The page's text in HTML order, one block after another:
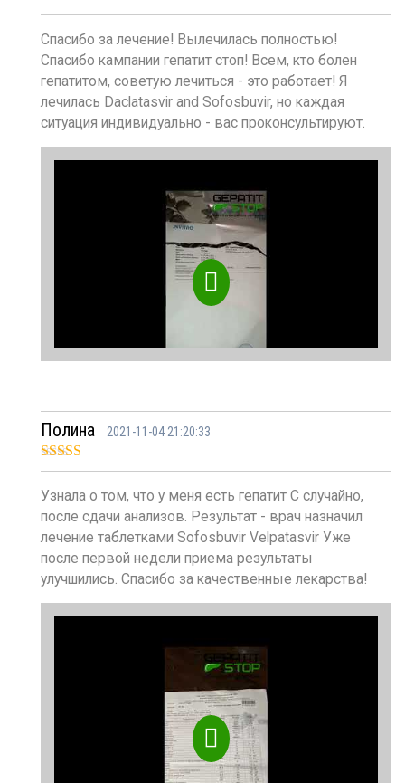
Оценка5из
Спасибо за лечение! Вылечилась полностью!
Спасибо кампании гепатит стоп! Всем, кто болен
гепатитом, советую лечиться - это работает! Я
лечилась Daclatasvir and Sofosbuvir, но каждая
ситуация индивидуально - вас проконсультируют.
Полина 2021-11-04 21:20:33
Оценка5из
Узнала о том, что у меня есть гепатит С случайно,
после сдачи анализов. Результат - врач назначил
лечение таблетками Sofosbuvir Velpatasvir Уже
после первой недели приема результаты
улучшились. Спасибо за качественные лекарства!